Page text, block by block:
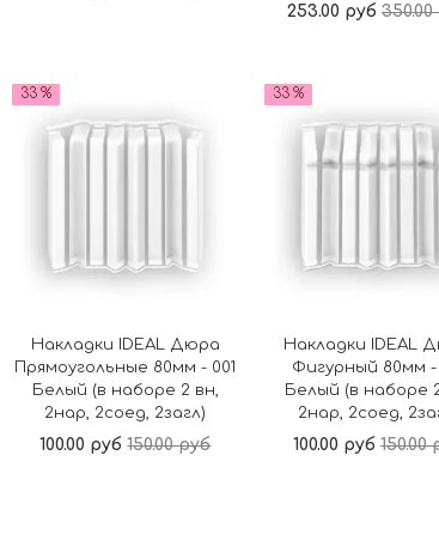
253.00 руб 350.00
33 %
Накладки IDEAL Дюра
Прямоугольные 80мм - 001
Белый (в наборе 2 вн,
2нар, 2соед, 2загл)
100.00 руб 150.00 руб
33 %
Накладки IDEAL
Фигурный 80мм -
Белый (в наборе
2нар, 2соед,
100.00 руб 150.00